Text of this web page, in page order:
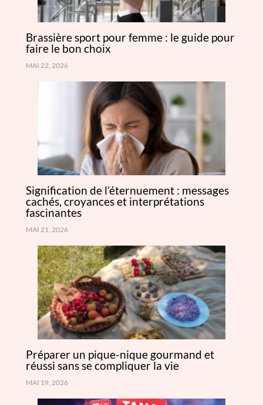
Brassière sport pour femme : le guide pour
faire le bon choix
MAI 22, 2026
Signification de l’éternuement : messages
cachés, croyances et interprétations
fascinantes
MAI 21, 2026
Préparer un pique-nique gourmand et
réussi sans se compliquer la vie
MAI 19, 2026